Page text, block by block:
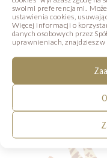
swoimi preferencjami.
ustawienia cookies,
Więcej informacji o
danych osobowych przez
uprawnieniach, znajdziesz w
PRZEJDŹ